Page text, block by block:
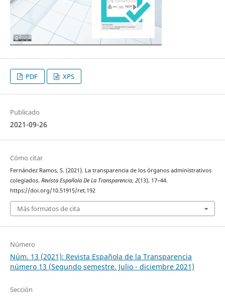
PDF XPS
Publicado
2021-09-26
Cómo citar
Fernández Ramos, S. (2021). La transparencia de los órganos administrativos
colegiados. Revista Española De La Transparencia, 2(13), 17–44.
https://doi.org/10.51915/ret.192
Más formatos de cita
Número
Núm. 13 (2021): Revista Española de la Transparencia
número 13 (Segundo semestre. Julio - diciembre 2021)
Sección